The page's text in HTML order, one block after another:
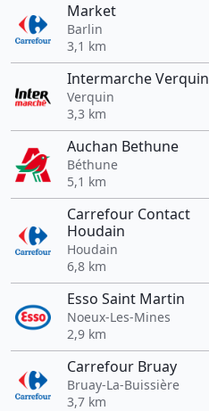
Market
Barlin
3,1 km
Intermarche Verquin
Verquin
3,3 km
Auchan Bethune
Béthune
5,1 km
Carrefour Contact
Houdain
Houdain
6,8 km
Esso Saint Martin
Noeux-Les-Mines
2,9 km
Carrefour Bruay
Bruay-La-Buissière
3,7 km